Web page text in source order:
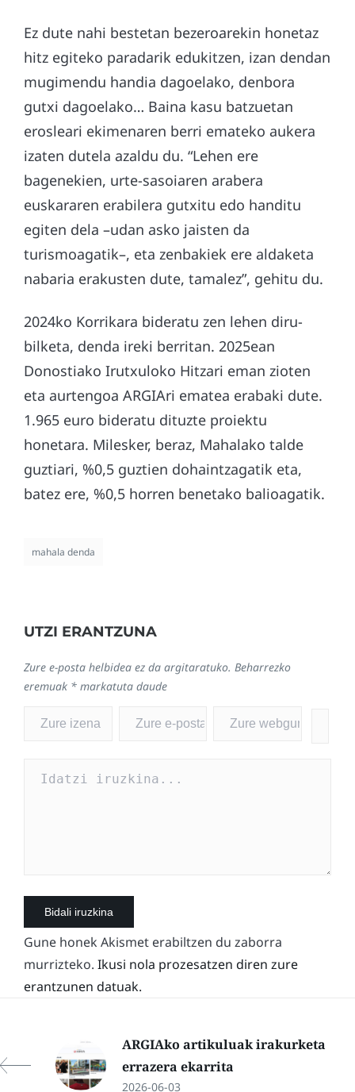
Ez dute nahi bestetan bezeroarekin honetaz
hitz egiteko paradarik edukitzen, izan dendan
mugimendu handia dagoelako, denbora
gutxi dagoelako… Baina kasu batzuetan
erosleari ekimenaren berri emateko aukera
izaten dutela azaldu du. “Lehen ere
bagenekien, urte-sasoiaren arabera
euskararen erabilera gutxitu edo handitu
egiten dela –udan asko jaisten da
turismoagatik–, eta zenbakiek ere aldaketa
nabaria erakusten dute, tamalez”, gehitu du.
2024ko Korrikara bideratu zen lehen diru-
bilketa, denda ireki berritan. 2025ean
Donostiako Irutxuloko Hitzari eman zioten
eta aurtengoa ARGIAri ematea erabaki dute.
1.965 euro bideratu dituzte proiektu
honetara. Milesker, beraz, Mahalako talde
guztiari, %0,5 guztien dohaintzagatik eta,
batez ere, %0,5 horren benetako balioagatik.
mahala denda
UTZI ERANTZUNA
Zure e-posta helbidea ez da argitaratuko. Beharrezko
eremuak * markatuta daude
Gune honek Akismet erabiltzen du zaborra
murrizteko. Ikusi nola prozesatzen diren zure
erantzunen datuak.
ARGIAko artikuluak irakurketa
errazera ekarrita
2026-06-03